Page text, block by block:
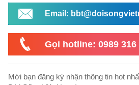
Email:
Gọi hotline: 0989 316
Mời bạn đăng ký nhận thông tin hot